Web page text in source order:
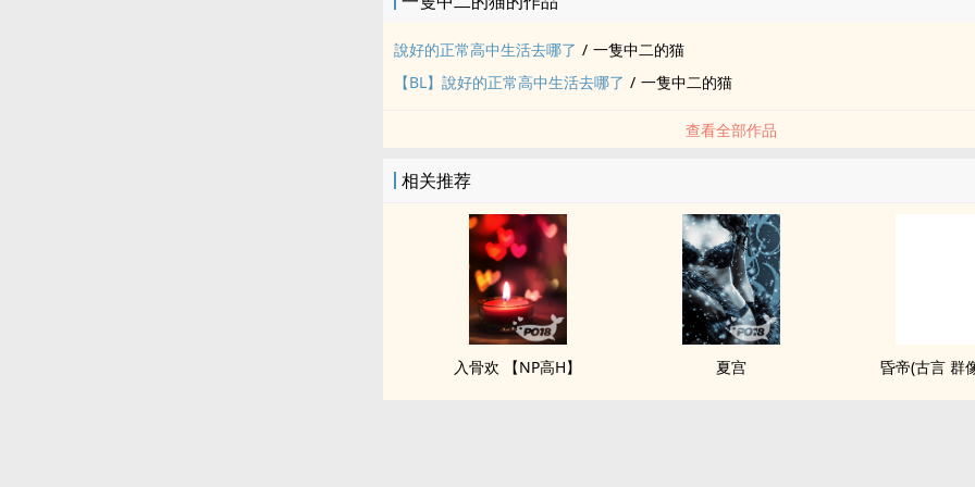
說好的正常高中生活去哪了 / 一隻中二的猫
【BL】說好的正常高中生活去哪了 / 一隻中二的猫
查看全部作品
相关推荐
入骨欢 【NP高H】 夏宫 昏帝(古言 群